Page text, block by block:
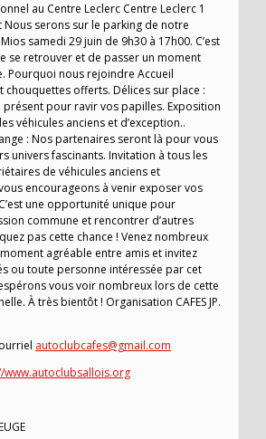
au Centre Leclerc Centre Leclerc 1
Nous serons sur le parking de notre
samedi 29 juin de 9h30 à 17h00. C’est
se retrouver et de passer un moment
Pourquoi nous rejoindre Accueil
chouquettes offerts. Délices sur place :
pour ravir vos papilles. Exposition
véhicules anciens et d’exception..
: Nos partenaires seront là pour vous
univers fascinants. Invitation à tous les
de véhicules anciens et
encourageons à venir exposer vos
une opportunité unique pour
commune et rencontrer d’autres
pas cette chance ! Venez nombreux
agréable entre amis et invitez
ou toute personne intéressée par cet
vous voir nombreux lors de cette
À très bientôt ! Organisation CAFES JP.
autoclubcafes@gmail.com
www.autoclubsallois.org